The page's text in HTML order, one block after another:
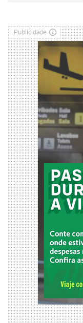
Publicidade